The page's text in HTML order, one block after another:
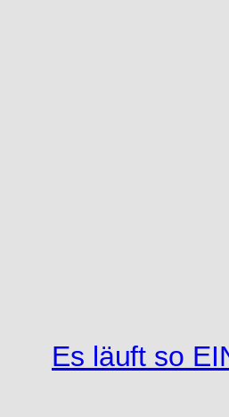
Es läuft so